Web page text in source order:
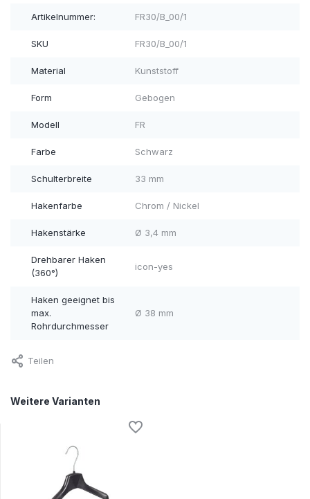
Artikelnummer: FR30/B_00/1
SKU FR30/B_00/1
Material Kunststoff
Form Gebogen
Modell FR
Farbe Schwarz
Schulterbreite 33 mm
Hakenfarbe Chrom / Nickel
Hakenstärke Ø 3,4 mm
Drehbarer Haken
(360°)
icon-yes
Haken geeignet bis
max.
Rohrdurchmesser
Ø 38 mm
Teilen
Weitere Varianten